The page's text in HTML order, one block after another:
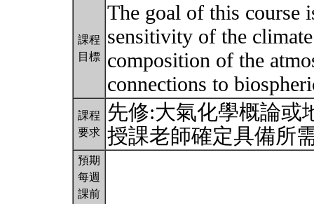
課程
目標
The goal of this course
sensitivity of the
composition of the
connections to
課程
要求
先修:大氣化學概論或
授課老師確定具備所
預期
每週
課前